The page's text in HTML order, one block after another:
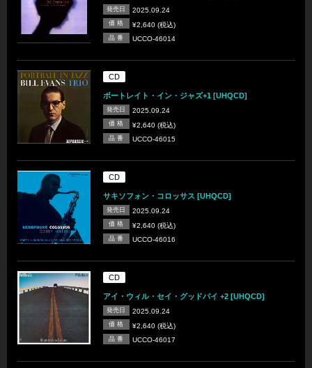
発売日 2025.09.24
価 格 ¥2,640 (税込)
品 番 UCCO-46014
CD
ポートレイト・イン・ジャズ+1 [UHQCD]
発売日 2025.09.24
価 格 ¥2,640 (税込)
品 番 UCCO-46015
CD
サキソフォン・コロッサス [UHQCD]
発売日 2025.09.24
価 格 ¥2,640 (税込)
品 番 UCCO-46016
CD
アイ・ウィル・セイ・グッドバイ +2 [UHQCD]
発売日 2025.09.24
価 格 ¥2,640 (税込)
品 番 UCCO-46017